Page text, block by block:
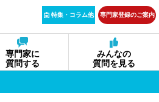
特集・コラム他 専門家登録のご案内
専門家に
質問する
みんなの
質問を見る